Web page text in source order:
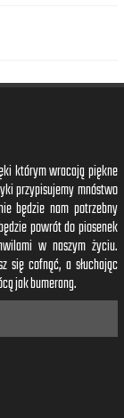
którym wracają piękne
przypisujemy mnóstwo
będzie nam potrzebny
powrót do piosenek
w naszym życiu.
się cofnąć, a słuchając
jak bumerang.